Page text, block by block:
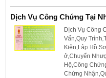
Dịch Vụ Công Chứng Tại
Dịch Vụ Công
Vấn,Quy
Kiện,Lập Hồ
ở,Chuyển
Hộ,Công
Chứng